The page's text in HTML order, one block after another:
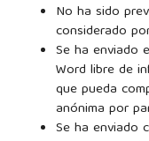
No ha sido
considerado
Se ha enviado
Word libre de
que pueda
anónima por
Se ha enviado